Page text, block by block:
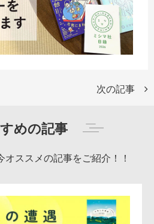
次の記事
めの記事
ススメの記事をご紹介！！